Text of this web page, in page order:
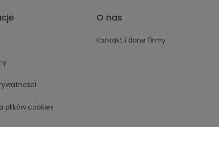
plików cookies
O nas
Kontakt i dane firmy